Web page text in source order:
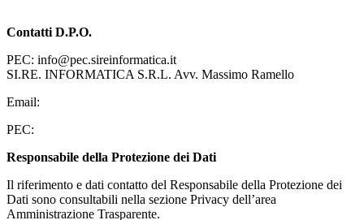
Contatti D.P.O.
PEC: info@pec.sireinformatica.it
SI.RE. INFORMATICA S.R.L. Avv. Massimo Ramello
Email:
PEC:
Responsabile della Protezione dei Dati
Il riferimento e dati contatto del Responsabile della Protezione dei
Dati sono consultabili nella sezione Privacy dell’area
Amministrazione Trasparente.